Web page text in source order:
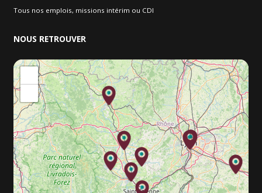
Tous nos emplois, missions intérim ou CDI
NOUS RETROUVER